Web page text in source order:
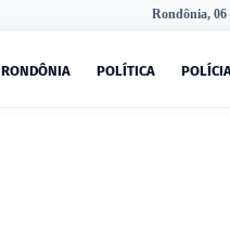
Rondônia, 06
RONDÔNIA POLÍTICA